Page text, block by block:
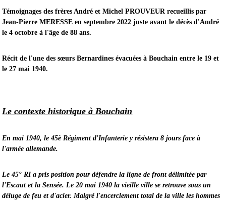
Témoignages des frères André et Michel PROUVEUR recueillis par
Jean-Pierre MERESSE en septembre 2022 juste avant le décès d'André
le 4 octobre à l'âge de 88 ans.
Récit de l'une des sœurs Bernardines évacuées à Bouchain entre le 19 et
le 27 mai 1940.
Le contexte historique à Bouchain
En mai 1940, le 45è Régiment d'Infanterie y résistera 8 jours face à
l'armée allemande.
Le 45° RI a pris position pour défendre la ligne de front délimitée par
l'Escaut et la Sensée. Le 20 mai 1940 la vieille ville se retrouve sous un
déluge de feu et d'acier. Malgré l'encerclement total de la ville les hommes